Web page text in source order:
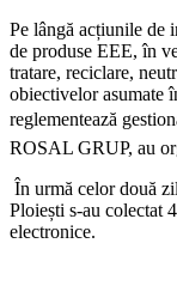
Pe lângă acțiunile de
de produse EEE, în
tratare, reciclare,
obiectivelor asumate
reglementează
ROSAL GRUP, au
În urmă celor două
Ploiești s-au colectat
electronice.